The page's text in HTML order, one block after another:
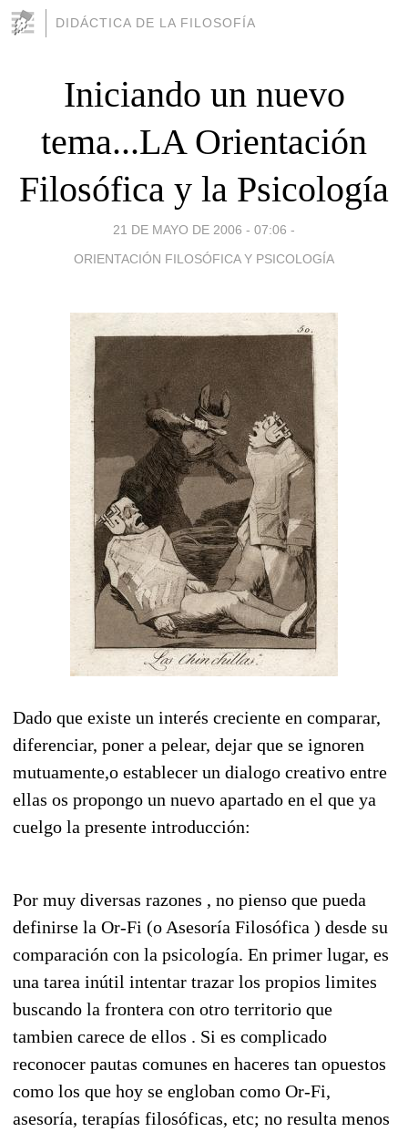
DIDÁCTICA DE LA FILOSOFÍA
Iniciando un nuevo
tema...LA Orientación
Filosófica y la Psicología
21 DE MAYO DE 2006 - 07:06 -
ORIENTACIÓN FILOSÓFICA Y PSICOLOGÍA
Dado que existe un interés creciente en comparar,
diferenciar, poner a pelear, dejar que se ignoren
mutuamente,o establecer un dialogo creativo entre
ellas os propongo un nuevo apartado en el que ya
cuelgo la presente introducción:
Por muy diversas razones , no pienso que pueda
definirse la Or-Fi (o Asesoría Filosófica ) desde su
comparación con la psicología. En primer lugar, es
una tarea inútil intentar trazar los propios limites
buscando la frontera con otro territorio que
tambien carece de ellos . Si es complicado
reconocer pautas comunes en haceres tan opuestos
como los que hoy se engloban como Or-Fi,
asesoría, terapías filosóficas, etc; no resulta menos